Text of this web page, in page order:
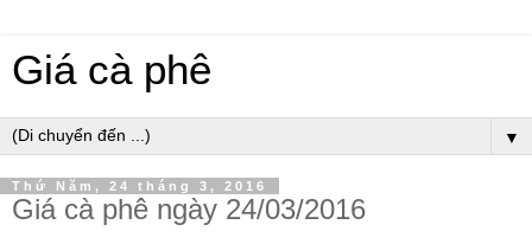
Giá cà phê
▼
Thứ Năm, 24 tháng 3, 2016
Giá cà phê ngày 24/03/2016